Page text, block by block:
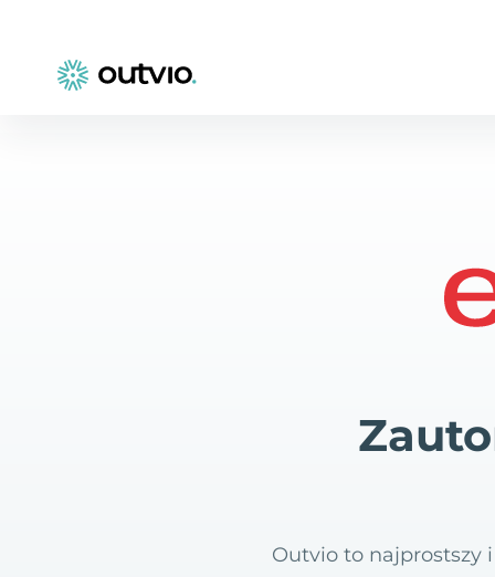
Outvio to najprostszy